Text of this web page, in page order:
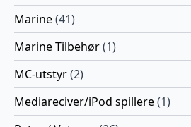
Marine(41)
Marine Tilbehør(1)
MC-utstyr(2)
Mediareciver/iPod spillere(1)